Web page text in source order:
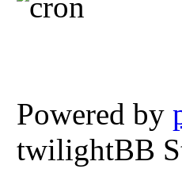
Powered by
twilightBB